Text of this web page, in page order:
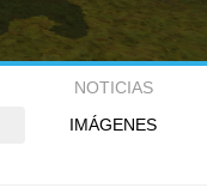
NOTICIAS
IMÁGENES